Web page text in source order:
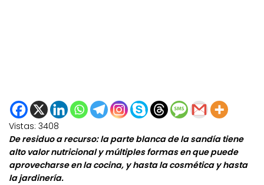
Vistas: 3408
De residuo a recurso: la parte blanca de la sandía tiene
alto valor nutricional y múltiples formas en que puede
aprovecharse en la cocina, y hasta la cosmética y hasta
la jardinería.